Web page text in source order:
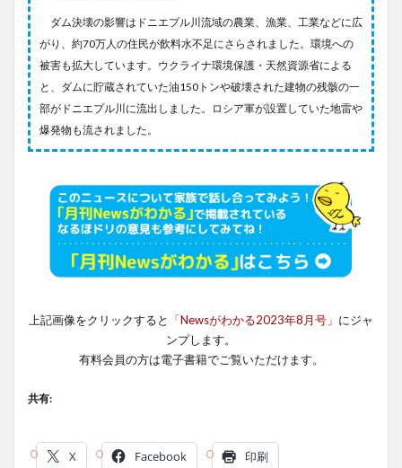
ダム決壊の影響はドニエプル川流域の農業、漁業、工業などに広
がり、約70万人の住民が飲料水不足にさらされました。環境への
被害も拡大しています。ウクライナ環境保護・天然資源省による
と、ダムに貯蔵されていた油150トンや破壊された建物の残骸の一
部がドニエプル川に流出しました。ロシア軍が設置していた地雷や
爆発物も流されました。
上記画像をクリックすると 「Newsがわかる2023年8月号」 にジャ
ンプします。
有料会員の方は電子書籍でご覧いただけます。
共有:
X Facebook 印刷